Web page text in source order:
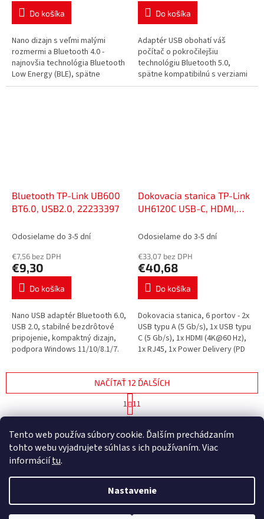
Tento web používa súbory cookie. Ďalším prechádzaním
tohto webu vyjadrujete súhlas s ich používaním. Viac
informáciítu.
Nastavenie
Do košíka
Nano dizajn s veľmi malými
rozmermi a Bluetooth 4.0 -
najnovšia technológia Bluetooth
Low Energy (BLE), spätne
kompatibilná s BT V
Do košíka
Adaptér USB obohatí váš
počítač o pokročilejšiu
technológiu Bluetooth 5.0,
spätne kompatibilnú s verziami
4.0/3.0/2.1/2.0/1.1, s lepšou
Bluetooth TP-Link UB600
BT6.0, USB2.0, 22233397
Odosielame do 3-5 dní
€7,56 bez DPH
€9,30
Do košíka
Nano USB adaptér Bluetooth 6.0,
USB 2.0, stabilné bezdrôtové
pripojenie, kompaktný dizajn,
podpora Windows 11/10/8.1/7.
Dokovacia stanica TP-Link
UH6120C USB-C, HDMI,
100W, 49907056
Odosielame do 3-5 dní
€33,07 bez DPH
€40,68
Do košíka
Dokovacia stanica, 6 portov - 2x
USB typu A (5 Gb/s), 1x USB typu
C (5 Gb/s), 1x HDMI (4K@60 Hz),
1x RJ45, 1x Power Delivery (PD
O
l
á
c
i
e
p
NAČÍTAŤ 12 ĎALŠÍCH
t
r
n
k
a
n
e
1 11
124položiek celkom
HORE
Vytvoril Shoptet Premium